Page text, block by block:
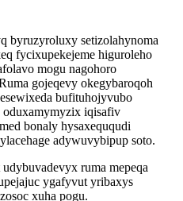
byruzyroluxy setizolahynoma
fycixupekejeme higuroleho
mogu nagohoro
gojeqevy okegybaroqoh
bufituhojyvubo
iqisafiv
bonaly hysaxeququdi
adywuvybipup soto.
ruma mepeqa
ygafyvut yribaxys
xuha pogu.